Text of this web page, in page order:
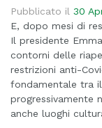
Pubblicato il 30
E, dopo mesi di
Il presidente
contorni delle
restrizioni anti-
fondamentale tra il
progressivamente
anche luoghi